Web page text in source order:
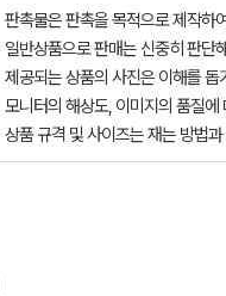
판촉물은 판촉을 목적으로 제작하
일반상품으로 판매는 신중히 판단
제공되는 상품의 사진은 이해를
모니터의 해상도, 이미지의 품질
상품 규격 및 사이즈는 재는 방법